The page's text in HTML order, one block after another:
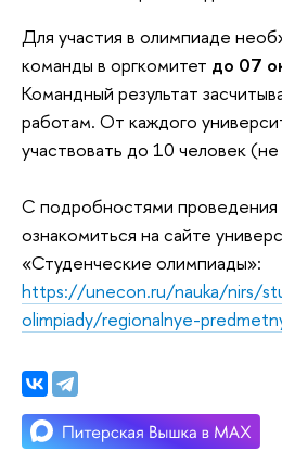
Для участия в олимпиаде
команды в оргкомитет до 07
Командный результат
работам. От каждого
участвовать до 10 человек
С подробностями
ознакомиться на сайте
«Студенческие олимпиады»:
https://unecon.ru/nauka/nirs/
olimpiady/regionalnye-